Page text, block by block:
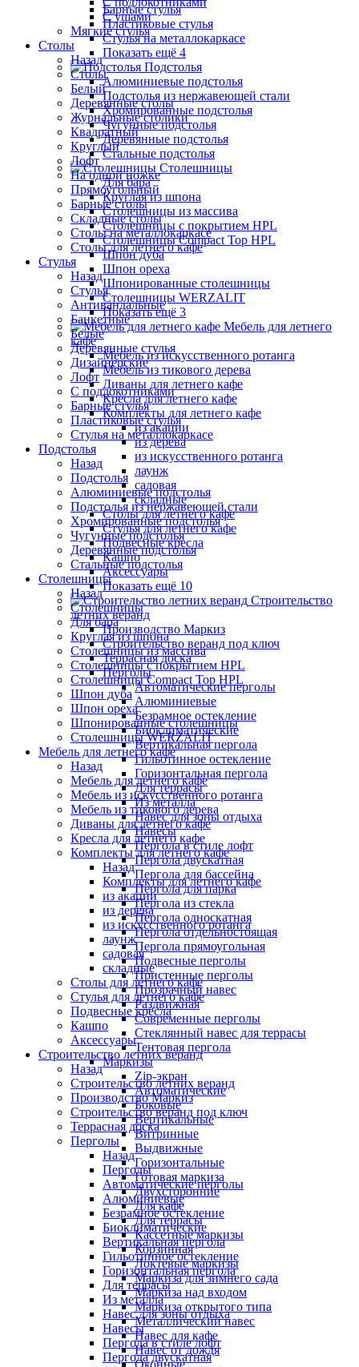
Барные стулья
Пластиковые стулья
Стулья на металлокаркасе
Показать ещё 4
Подстолья
Алюминиевые подстолья
Подстолья из нержавеющей стали
Хромированные подстолья
Чугунные подстолья
Деревянные подстолья
Стальные подстолья
Столешницы
Для бара
Круглая из шпона
Столешницы из массива
Столешницы с покрытием HPL
Столешницы Сompact Top HPL
Шпон дуба
Шпон ореха
Шпонированные столешницы
Столешницы WERZALIT
Показать ещё 3
Мебель для летнего
кафе
Мебель из искусственного ротанга
Мебель из тикового дерева
Диваны для летнего кафе
Кресла для летнего кафе
Комплекты для летнего кафе
из акации
из дерева
из искусственного ротанга
лаунж
садовая
складные
Столы для летнего кафе
Стулья для летнего кафе
Подвесные кресла
Кашпо
Аксессуары
Показать ещё 10
Строительство
летних веранд
Производство Маркиз
Строительство веранд под ключ
Террасная доска
Перголы
Автоматические перголы
Алюминиевые
Безрамное остекление
Биоклиматические
Вертикальная пергола
Гильотинное остекление
Горизонтальная пергола
Для террасы
Из металла
Навес для зоны отдыха
Навесы
Пергола в стиле лофт
Пергола двускатная
Пергола для бассейна
Пергола для парка
Пергола из стекла
Пергола односкатная
Пергола отдельностоящая
Пергола прямоугольная
Подвесные перголы
Пристенные перголы
Прозрачный навес
Раздвижная
Современные перголы
Стеклянный навес для террасы
Тентовая пергола
Маркизы
Zip-экран
Автоматические
Боковые
Вертикальные
Витринные
Выдвижные
Горизонтальные
Готовая маркиза
Двухсторонние
Для кафе
Для террасы
Кассетные маркизы
Корзинная
Локтевые маркизы
Маркиза для зимнего сада
Маркиза над входом
Маркиза открытого типа
Металлический навес
Навес для кафе
Навес от дождя
Оконные
С ушами
Мягкие стулья
Столы
Назад
Столы
Белый
Деревянные столы
Журнальные столики
Квадратный
Круглый
Лофт
На одной ножке
Прямоугольный
Барные столы
Складные столы
Столы на металлокаркасе
Столы для летнего кафе
Стулья
Назад
Стулья
Антивандальные
Банкетные
Белые
Деревянные стулья
Дизайнерские
Лофт
С подлокотниками
Барные стулья
Пластиковые стулья
Стулья на металлокаркасе
Подстолья
Назад
Подстолья
Алюминиевые подстолья
Подстолья из нержавеющей стали
Хромированные подстолья
Чугунные подстолья
Деревянные подстолья
Стальные подстолья
Столешницы
Назад
Столешницы
Для бара
Круглая из шпона
Столешницы из массива
Столешницы с покрытием HPL
Столешницы Сompact Top HPL
Шпон дуба
Шпон ореха
Шпонированные столешницы
Столешницы WERZALIT
Мебель для летнего кафе
Назад
Мебель для летнего кафе
Мебель из искусственного ротанга
Мебель из тикового дерева
Диваны для летнего кафе
Кресла для летнего кафе
Комплекты для летнего кафе
Назад
Комплекты для летнего кафе
из акации
из дерева
из искусственного ротанга
лаунж
садовая
складные
Столы для летнего кафе
Стулья для летнего кафе
Подвесные кресла
Кашпо
Аксессуары
Строительство летних веранд
Назад
Строительство летних веранд
Производство Маркиз
Строительство веранд под ключ
Террасная доска
Перголы
Назад
Перголы
Автоматические перголы
Алюминиевые
Безрамное остекление
Биоклиматические
Вертикальная пергола
Гильотинное остекление
Горизонтальная пергола
Для террасы
Из металла
Навес для зоны отдыха
Навесы
Пергола в стиле лофт
Пергола двускатная